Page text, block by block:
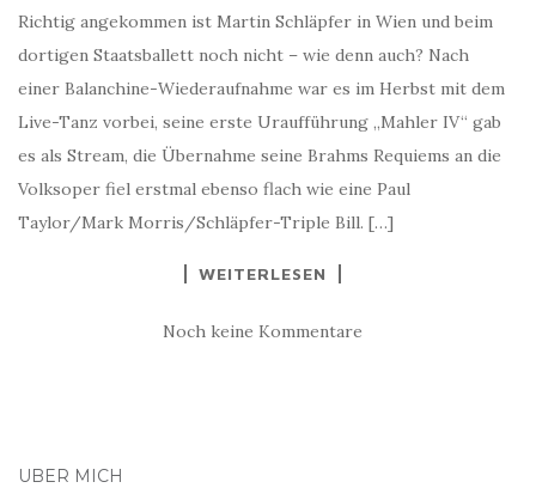
Richtig angekommen ist Martin Schläpfer in Wien und beim
dortigen Staatsballett noch nicht – wie denn auch? Nach
einer Balanchine-Wiederaufnahme war es im Herbst mit dem
Live-Tanz vorbei, seine erste Uraufführung „Mahler IV“ gab
es als Stream, die Übernahme seine Brahms Requiems an die
Volksoper fiel erstmal ebenso flach wie eine Paul
Taylor/Mark Morris/Schläpfer-Triple Bill. […]
WEITERLESEN
Noch keine Kommentare
ÜBER MICH